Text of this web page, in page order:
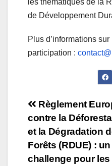
de Développement
Plus d’informations
participation :
Règlement
contre la
et la Dégradation
Forêts (RDUE) : un
challenge pour les